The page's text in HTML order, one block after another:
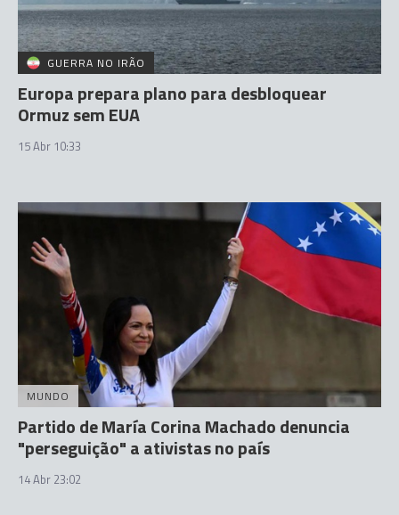
GUERRA NO IRÃO
Europa prepara plano para desbloquear
Ormuz sem EUA
15 Abr 10:33
MUNDO
Partido de María Corina Machado denuncia
"perseguição" a ativistas no país
14 Abr 23:02